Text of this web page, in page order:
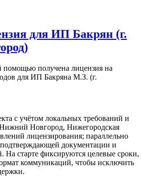
для ИП Бакрян (г.
помощью получена лицензия на
для ИП Бакряна М.З. (г.
с учётом локальных требований и
Новгород, Нижегородская
лицензирования; параллельно
подтверждающей документации и
На старте фиксируются целевые сроки,
коммуникаций, чтобы исключить